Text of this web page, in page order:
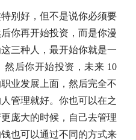
别好，但不是说你必须要
你再开始投资，而是你漫
三种人，最开始你就是一
后你开始投资，未来 10
业发展上面，然后完全不
管理就好。你也可以在之
庞大的时候，自己去管理
也可以通过不同的方式来